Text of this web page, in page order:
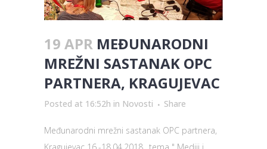
19 APR MEĐUNARODNI
MREŽNI SASTANAK OPC
PARTNERA, KRAGUJEVAC
Posted at 16:52h in Novosti Share
Međunarodni mrežni sastanak OPC partnera,